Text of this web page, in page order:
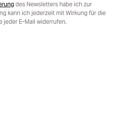
des Newsletters habe ich zur
kann ich jederzeit mit Wirkung für die
jeder E-Mail widerrufen.